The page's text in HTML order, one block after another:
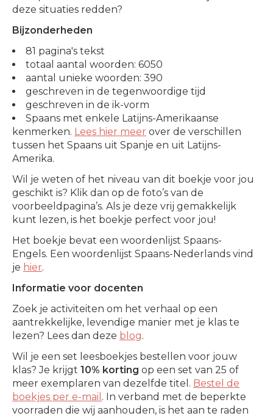
deze situaties redden?
Bijzonderheden
81 pagina's tekst
totaal aantal woorden: 6050
aantal unieke woorden: 390
geschreven in de tegenwoordige tijd
geschreven in de ik-vorm
Spaans met enkele Latijns-Amerikaanse
kenmerken. Lees hier meer over de verschillen
tussen het Spaans uit Spanje en uit Latijns-
Amerika.
Wil je weten of het niveau van dit boekje voor jou
geschikt is? Klik dan op de foto’s van de
voorbeeldpagina’s. Als je deze vrij gemakkelijk
kunt lezen, is het boekje perfect voor jou!
Het boekje bevat een woordenlijst Spaans-
Engels. Een woordenlijst Spaans-Nederlands vind
je hier.
Informatie voor docenten
Zoek je activiteiten om het verhaal op een
aantrekkelijke, levendige manier met je klas te
lezen? Lees dan deze blog.
Wil je een set leesboekjes bestellen voor jouw
klas? Je krijgt 10% korting op een set van 25 of
meer exemplaren van dezelfde titel. Bestel de
boekjes per e-mail . In verband met de beperkte
voorraden die wij aanhouden, is het aan te raden